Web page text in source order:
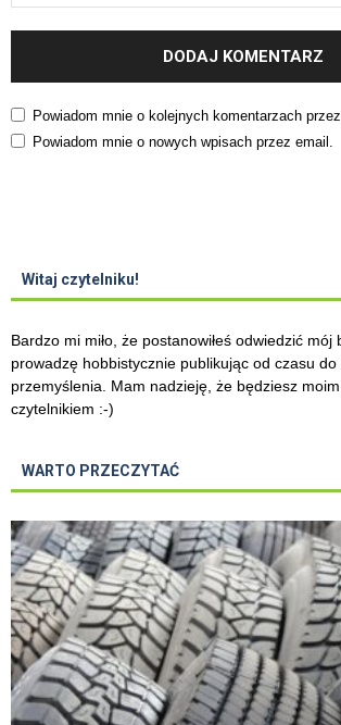
Powiadom mnie o kolejnych komentarzach
Powiadom mnie o nowych wpisach przez email.
Witaj czytelniku!
Bardzo mi miło, że postanowiłeś odwiedzić
prowadzę hobbistycznie publikując od czasu
przemyślenia. Mam nadzieję, że będziesz moim
czytelnikiem :-)
WARTO PRZECZYTAĆ